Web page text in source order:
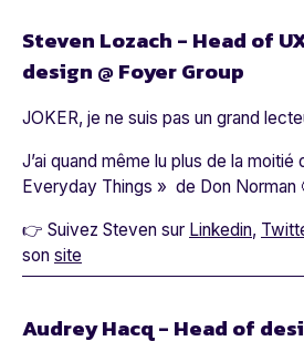
Steven Lozach - Head of
design @ Foyer Group
JOKER, je ne suis pas un grand
J’ai quand même lu plus de la
Everyday Things » de Don Norman
👉 Suivez Steven sur Linkedin,
son site
Audrey Hacq - Head of